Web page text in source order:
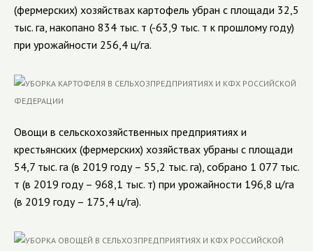
(фермерских) хозяйствах картофель убран с площади 32,5
тыс. га, накопано 834 тыс. т (-63,9 тыс. т к прошлому году)
при урожайности 256,4 ц/га.
Овощи в сельскохозяйственных предприятиях и
крестьянских (фермерских) хозяйствах убраны с площади
54,7 тыс. га (в 2019 году – 55,2 тыс. га), собрано 1 077 тыс.
т (в 2019 году – 968,1 тыс. т) при урожайности 196,8 ц/га
(в 2019 году – 175,4 ц/га).